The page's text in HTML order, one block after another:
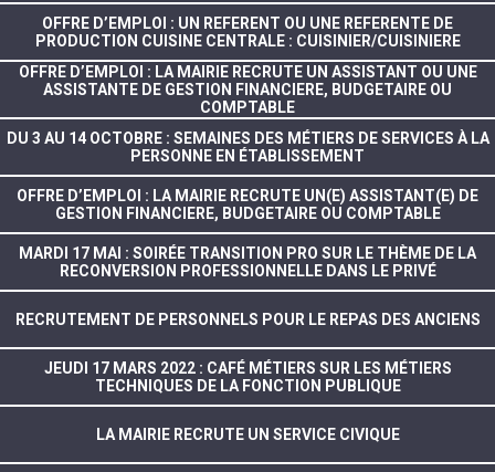
OFFRE D’EMPLOI : UN REFERENT OU UNE REFERENTE DE
PRODUCTION CUISINE CENTRALE : CUISINIER/CUISINIERE
OFFRE D’EMPLOI : LA MAIRIE RECRUTE UN ASSISTANT OU UNE
ASSISTANTE DE GESTION FINANCIERE, BUDGETAIRE OU
COMPTABLE
DU 3 AU 14 OCTOBRE : SEMAINES DES MÉTIERS DE SERVICES À LA
PERSONNE EN ÉTABLISSEMENT
OFFRE D’EMPLOI : LA MAIRIE RECRUTE UN(E) ASSISTANT(E) DE
GESTION FINANCIERE, BUDGETAIRE OU COMPTABLE
MARDI 17 MAI : SOIRÉE TRANSITION PRO SUR LE THÈME DE LA
RECONVERSION PROFESSIONNELLE DANS LE PRIVÉ
RECRUTEMENT DE PERSONNELS POUR LE REPAS DES ANCIENS
JEUDI 17 MARS 2022 : CAFÉ MÉTIERS SUR LES MÉTIERS
TECHNIQUES DE LA FONCTION PUBLIQUE
LA MAIRIE RECRUTE UN SERVICE CIVIQUE